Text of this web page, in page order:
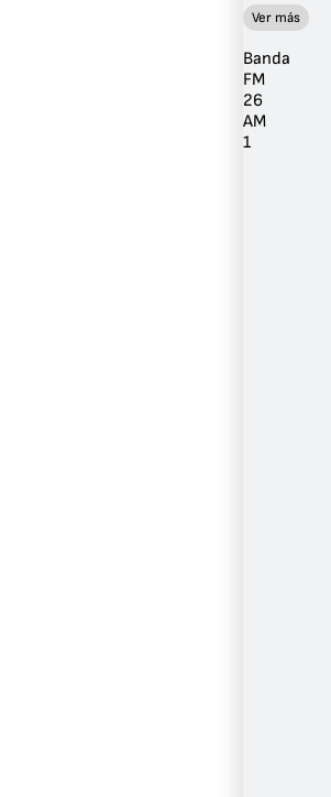
Ver más
Banda
FM
26
AM
1